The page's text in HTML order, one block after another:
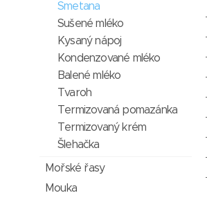
Smetana
Sušené mléko
Kysaný nápoj
Kondenzované mléko
Balené mléko
Tvaroh
Termizovaná pomazánka
Termizovaný krém
Šlehačka
Mořské řasy
Mouka